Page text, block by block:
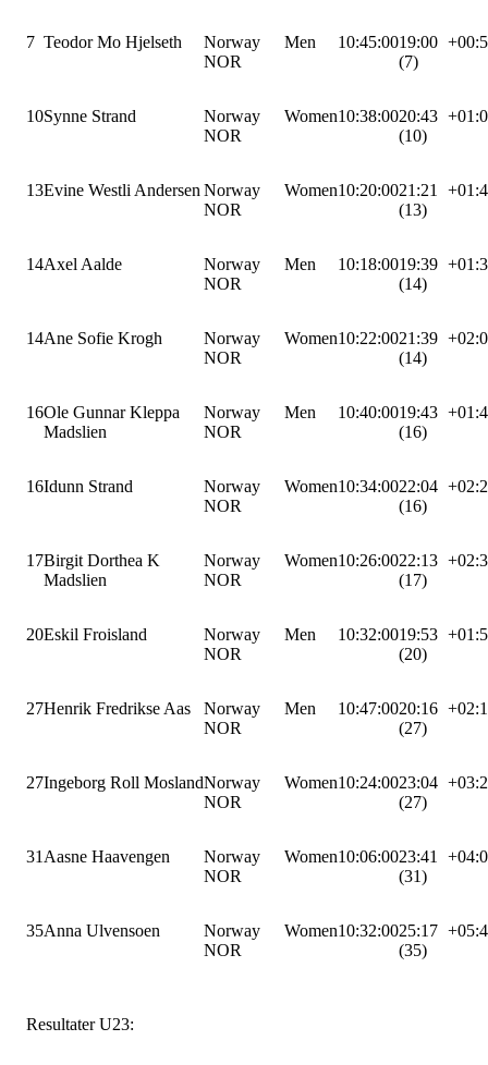
7 Teodor Mo Hjelseth
Norway
NOR
Men 10:45:0019:00
(7)
10Synne Strand
Norway
NOR
Women10:38:0020:43
(10)
13Evine Westli Andersen Norway
NOR
Women10:20:0021:21
(13)
14Axel Aalde
Norway
NOR
Men 10:18:0019:39
(14)
14Ane Sofie Krogh
Norway
NOR
Women10:22:0021:39
(14)
16Ole Gunnar Kleppa
Madslien
Norway
NOR
Men 10:40:0019:43
(16)
16Idunn Strand
Norway
NOR
Women10:34:0022:04
(16)
17Birgit Dorthea K
Madslien
Norway
NOR
Women10:26:0022:13
(17)
20Eskil Froisland
Norway
NOR
Men 10:32:0019:53
(20)
27Henrik Fredrikse Aas
Norway
NOR
Men 10:47:0020:16
(27)
27Ingeborg Roll MoslandNorway
NOR
Women10:24:0023:04
(27)
31 Aasne Haavengen
Norway
NOR
Women10:06:0023:41
(31)
35Anna Ulvensoen
Norway
NOR
Women10:32:0025:17
(35)
Resultater U23: